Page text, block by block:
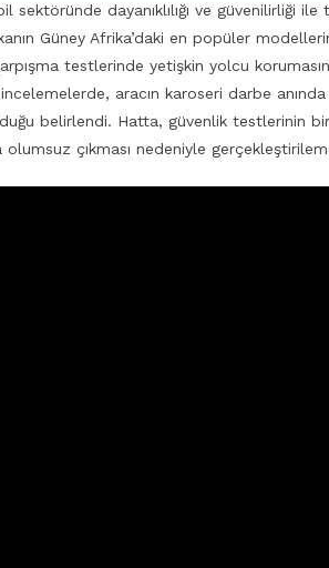
sektöründe dayanıklılığı ve güvenilirliği ile
Güney Afrika’daki en popüler
testlerinde yetişkin yolcu
incelemelerde, aracın karoseri darbe anında
belirlendi. Hatta, güvenlik testlerinin
olumsuz çıkması nedeniyle